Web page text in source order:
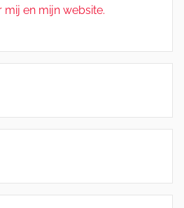
mij en mijn website.